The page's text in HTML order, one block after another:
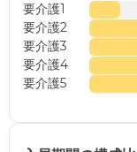
要介護1
要介護2
要介護3
要介護4
要介護5